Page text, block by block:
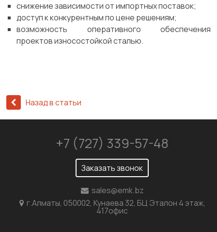
снижение зависимости от импортных поставок;
доступ к конкурентным по цене решениям;
возможность оперативного обеспечения
проектов износостойкой сталью.
Назад в статьи
+7 (727) 339-57-48
Заказать звонок
sales@emk.bz
г.Алматы, 050002, Кунаева 32, БЦ Эталон 4 этаж,
417офис